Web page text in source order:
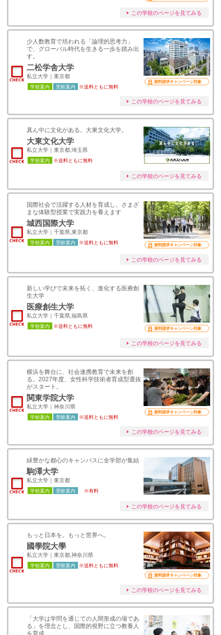
この学校のページを見てみる
少人数教育で培われる「論理的思考力」
で、グローバル時代を生きる一歩を踏み出
す。
二松学舎大学
私立大学｜東京都
学校案内 受験案内 ※送料ともに無料
資料請求キャンペーン対象
この学校のページを見てみる
真ん中に文化がある。大東文化大学。
大東文化大学
私立大学｜東京都,埼玉県
学校案内 ※送料ともに無料
この学校のページを見てみる
国際社会で活躍する人材を育成し、さまざ
まな体験型授業で実践力を養えます
城西国際大学
私立大学｜千葉県,東京都
学校案内 受験案内 ※送料ともに無料 資料請求キャンペーン対象
この学校のページを見てみる
新しい学びで未来を拓く、進化する医療創
生大学
医療創生大学
私立大学｜千葉県,福島県
学校案内 ※送料ともに無料 資料請求キャンペーン対象
この学校のページを見てみる
横浜を舞台に、社会連携教育で未来を創
る。2027年度、女性科学技術者育成型選抜
がスタート。
関東学院大学
私立大学｜神奈川県
学校案内 受験案内 ※送料ともに無料
資料請求キャンペーン対象
この学校のページを見てみる
緑豊かな都心のキャンパスに全学部が集結
駒澤大学
私立大学｜東京都
学校案内 受験案内 ※有料
この学校のページを見てみる
もっと日本を。もっと世界へ。
國學院大學
私立大学｜東京都,神奈川県
学校案内 受験案内 ※送料ともに無料
資料請求キャンペーン対象
この学校のページを見てみる
「大学は学問を通じての人間形成の場であ
る」を理念とし、国際的視野に立つ教養人
を育成